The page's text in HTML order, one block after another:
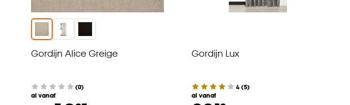
Gordijn Alice Greige
(0)
al vanaf
Gordijn Lux
4(5)
al vanaf